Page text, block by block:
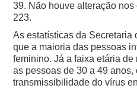
39. Não houve alteração
223.
As estatísticas da Secretaria
que a maioria das pessoas
feminino. Já a faixa etária
as pessoas de 30 a 49 anos,
transmissibilidade do vírus